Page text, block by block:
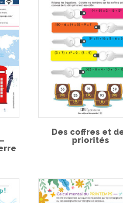
Des coffres et
priorités